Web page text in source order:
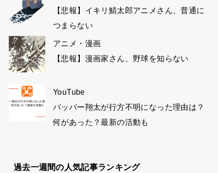
【悲報】イキリ鯖太郎アニメさん、普通に
つまらない
アニメ・漫画
【悲報】漫画家さん、野球を知らない
YouTube
バッパー翔太が行方不明になった理由は？
何があった？最新の活動も
過去一週間の人気記事ランキング